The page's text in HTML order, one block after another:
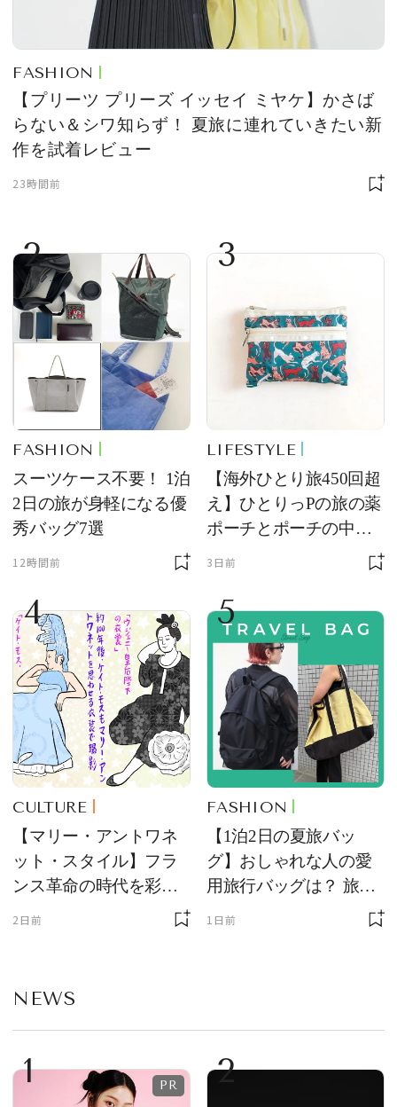
FASHION
【プリーツ プリーズ イッセイ ミヤケ】かさば
らない＆シワ知らず！ 夏旅に連れていきたい新
作を試着レビュー
23時間前
2
FASHION
スーツケース不要！ 1泊
2日の旅が身軽になる優
秀バッグ7選
12時間前
3
LIFESTYLE
【海外ひとり旅450回超
え】ひとりっPの旅の薬
ポーチとポーチの中身
を初公開！ 本当に使え
ム
3日前
4
CULTURE
【マリー・アントワネ
ット・スタイル】フラ
ンス革命の時代を彩っ
た、マリー・アントワ
2日前
5
FASHION
【1泊2日の夏旅バッ
グ】おしゃれな人の愛
用旅行バッグは？ 旅の
スタイリングもチェッ
1日前
NEWS
1 2